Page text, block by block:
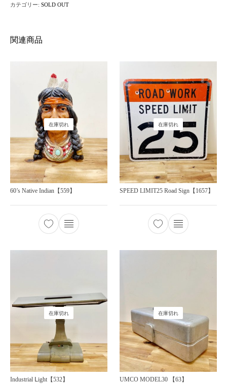
カテゴリー:SOLD OUT
関連商品
在庫切れ
60’s Native Indian【559】
在庫切れ
SPEED LIMIT25 Road Sign【1657】
在庫切れ
Industrial Ⅼight【532】
在庫切れ
UMCO MODEL30 【63】